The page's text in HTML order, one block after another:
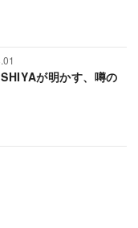
が明かす、噂の